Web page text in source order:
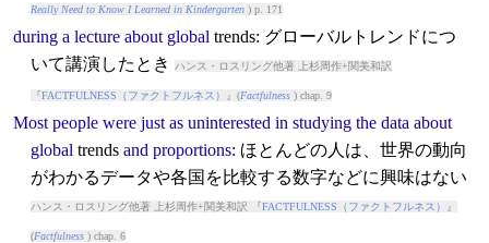
Really Need to Know I Learned in Kindergarten) p. 171
during a lecture about global trends: グローバルトレンドにつ
いて講演したとき
ハンス・ロスリング他著 上杉周作+関美和訳
『FACTFULNESS（ファクトフルネス） 』(Factfulness) chap. 9
Most people were just as uninterested in studying the data about
global trends and proportions: ほとんどの人は、世界の動向
がわかるデータや各国を比較する数字などに興味はない
ハンス・ロスリング他著 上杉周作+関美和訳 『FACTFULNESS（ファクトフルネス） 』
(Factfulness) chap. 6